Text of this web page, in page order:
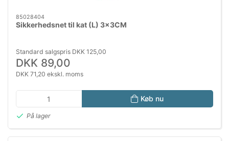
85028404
Sikkerhedsnet til kat (L) 3x3CM
Standard salgspris DKK 125,00
DKK 89,00
DKK 71,20 ekskl. moms
Køb nu
På lager